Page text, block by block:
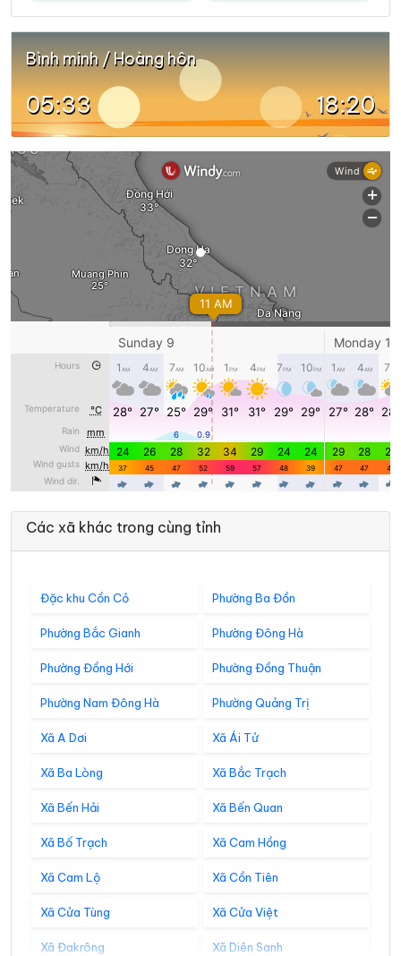
Bình minh / Hoàng hôn
05:33 18:20
Các xã khác trong cùng tỉnh
Đặc khu Cồn Cỏ Phường Ba Đồn
Phường Bắc Gianh Phường Đông Hà
Phường Đồng Hới Phường Đồng Thuận
Phường Nam Đông Hà Phường Quảng Trị
Xã A Dơi Xã Ái Tử
Xã Ba Lòng Xã Bắc Trạch
Xã Bến Hải Xã Bến Quan
Xã Bố Trạch Xã Cam Hồng
Xã Cam Lộ Xã Cồn Tiên
Xã Cửa Tùng Xã Cửa Việt
Xã Đakrông Xã Diên Sanh